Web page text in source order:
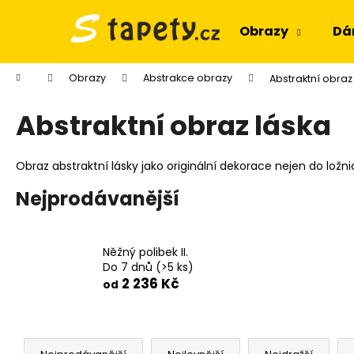
Obrazy
Domů Obrazy Abstrakce obrazy Abstraktní obraz
Abstraktní obraz láska
Obraz abstraktní lásky jako originální dekorace nejen do
Nejprodávanější
Něžný polibek II.
Do 7 dnů (>5 ks)
od 2 236 Kč
Ř
í
Zpět
do
obchodu
Zpět
do
obchodu
OBRAZ OKNO OBROVSKÝ STROM